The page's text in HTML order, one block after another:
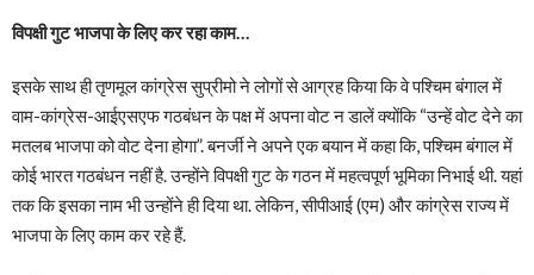
विपक्षी गुट भाजपा के लिए कर रहा काम…
इसके साथ ही तृणमूल कांग्रेस सुप्रीमो ने लोगों से आग्रह किया कि वे पश्चिम बंगाल में
वाम-कांग्रेस-आईएसएफ गठबंधन के पक्ष में अपना वोट न डालें क्योंकि “उन्हें वोट देने का
मतलब भाजपा को वोट देना होगा”. बनर्जी ने अपने एक बयान में कहा कि, पश्चिम बंगाल में
कोई भारत गठबंधन नहीं है. उन्होंने विपक्षी गुट के गठन में महत्वपूर्ण भूमिका निभाई थी. यहां
तक ​​कि इसका नाम भी उन्होंने ही दिया था. लेकिन, सीपीआई (एम) और कांग्रेस राज्य में
भाजपा के लिए काम कर रहे हैं.